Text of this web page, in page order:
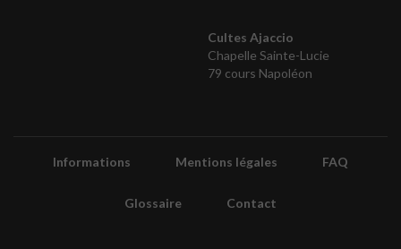
Cultes Ajaccio
Chapelle Sainte-Lucie
79 cours Napoléon
Informations Mentions légales FAQ
Glossaire Contact